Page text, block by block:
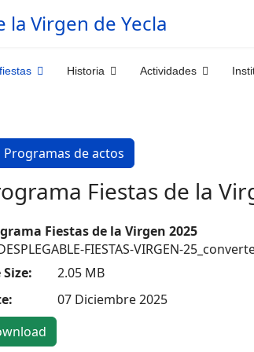
la Virgen de Yecla
Historia Actividades
Programas de actos
Fiestas de la
Fiestas de la Virgen 2025
FIESTAS-VIRGEN-
Size:
2.05 MB
07 Diciembre 2025